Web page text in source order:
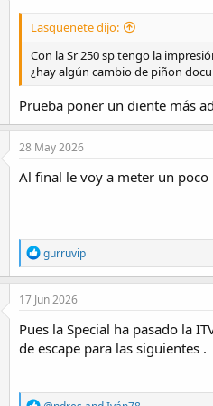
Lasquenete dijo:
Con la Sr 250 sp tengo la
¿hay algún cambio de piñon
Prueba poner un diente más
28 May 2026
Al final le voy a meter un
R
e
a
c
i
o
n
gurruvip
17 Jun 2026
Pues la Special ha pasado la
de escape para las siguientes .